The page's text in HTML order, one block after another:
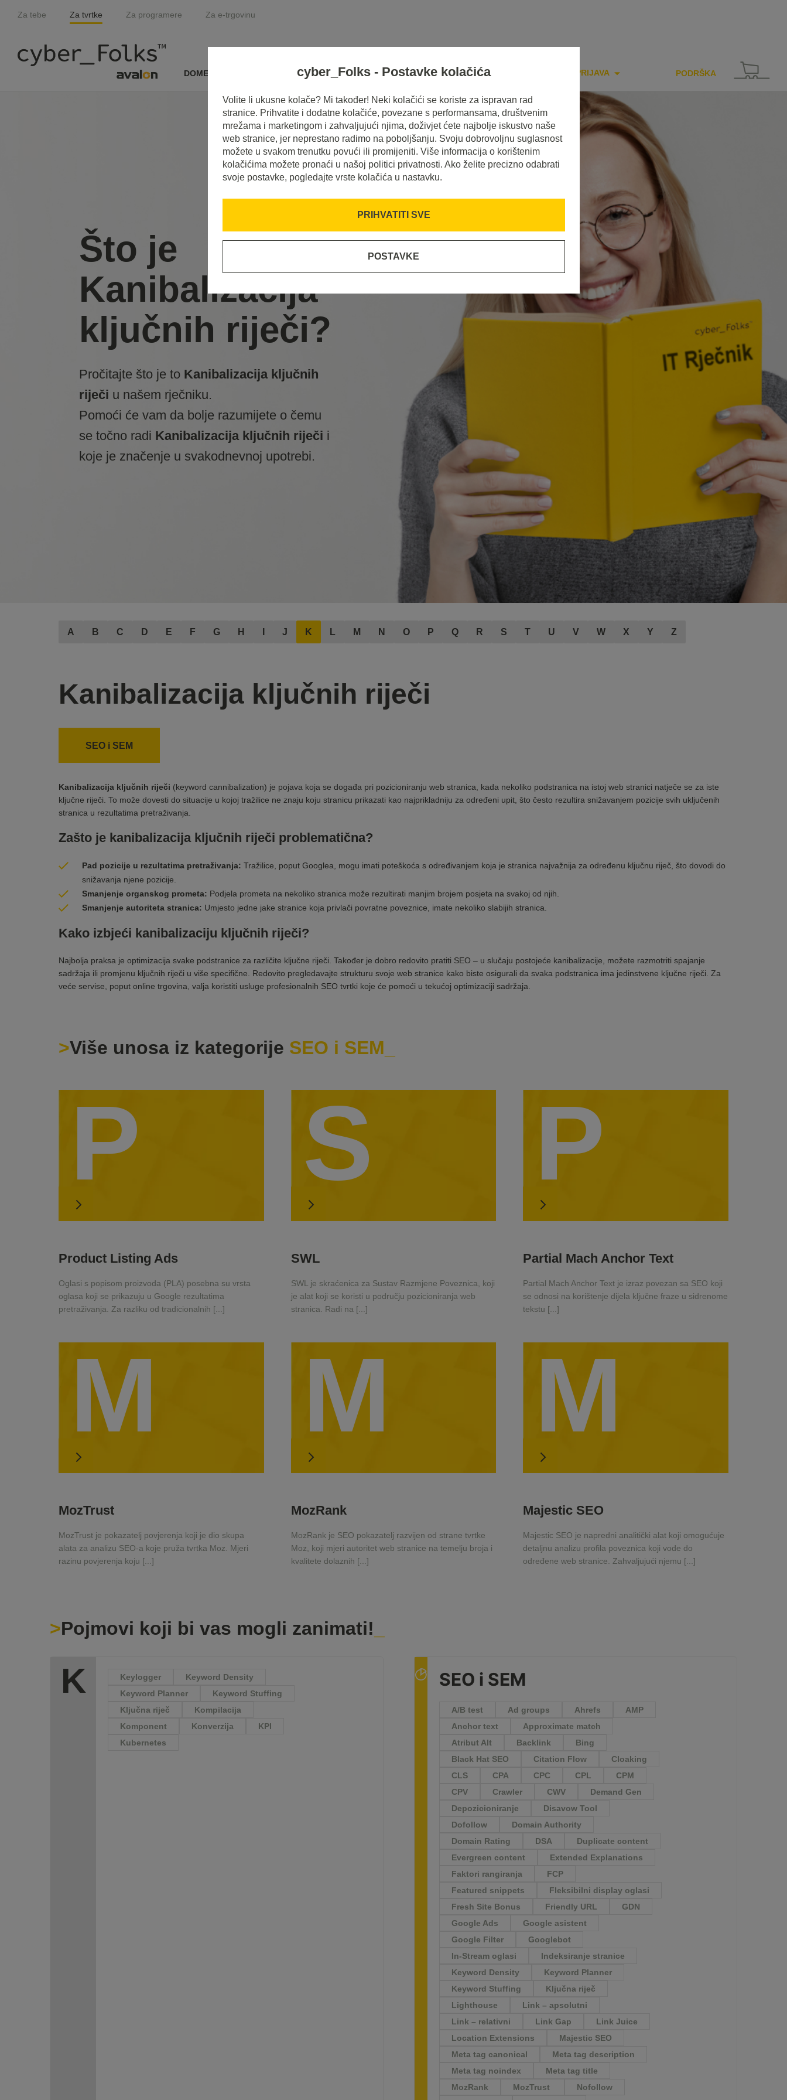
Za tebe Za tvrtke Za programere Za e-trgovinu
DOMENE I SSL HOSTING SERVERI INSPIRACIJE PRIJAVA PODRŠKA
Što je
Kanibalizacija
ključnih riječi?
Pročitajte što je to Kanibalizacija ključnih
riječi u našem rječniku.
Pomoći će vam da bolje razumijete o čemu
se točno radi Kanibalizacija ključnih riječi i
koje je značenje u svakodnevnoj upotrebi.
A B C D E F G H J K L M N O P Q R S T U V W X Y Z
Kanibalizacija ključnih riječi
SEO i SEM
Kanibalizacija ključnih riječi (keyword cannibalization) je pojava koja se događa pri pozicioniranju web stranica, kada nekoliko podstranica na istoj web stranici natječe se za iste
ključne riječi. To može dovesti do situacije u kojoj tražilice ne znaju koju stranicu prikazati kao najprikladniju za određeni upit, što često rezultira snižavanjem pozicije svih uključenih
stranica u rezultatima pretraživanja.
Zašto je kanibalizacija ključnih riječi problematična?
Pad pozicije u rezultatima pretraživanja: Tražilice, poput Googlea, mogu imati poteškoća s određivanjem koja je stranica najvažnija za određenu ključnu riječ, što dovodi do
snižavanja njene pozicije.
Smanjenje organskog prometa: Podjela prometa na nekoliko stranica može rezultirati manjim brojem posjeta na svakoj od njih.
Smanjenje autoriteta stranica: Umjesto jedne jake stranice koja privlači povratne poveznice, imate nekoliko slabijih stranica.
Kako izbjeći kanibalizaciju ključnih riječi?
Najbolja praksa je optimizacija svake podstranice za različite ključne riječi. Također je dobro redovito pratiti SEO – u slučaju postojeće kanibalizacije, možete razmotriti spajanje
sadržaja ili promjenu ključnih riječi u više specifične. Redovito pregledavajte strukturu svoje web stranice kako biste osigurali da svaka podstranica ima jedinstvene ključne riječi. Za
veće servise, poput online trgovina, valja koristiti usluge profesionalnih SEO tvrtki koje će pomoći u tekućoj optimizaciji sadržaja.
Više unosa iz kategorije SEO i SEM
P
Product Listing Ads
Oglasi s popisom proizvoda (PLA) posebna su vrsta
oglasa koji se prikazuju u Google rezultatima
pretraživanja. Za razliku od tradicionalnih [...]
S
SWL
SWL je skraćenica za Sustav Razmjene Poveznica, koji
je alat koji se koristi u području pozicioniranja web
stranica. Radi na [...]
P
Partial Mach Anchor Text
Partial Mach Anchor Text je izraz povezan sa SEO koji
se odnosi na korištenje dijela ključne fraze u sidrenome
tekstu [...]
M
MozTrust
MozTrust je pokazatelj povjerenja koji je dio skupa
alata za analizu SEO-a koje pruža tvrtka Moz. Mjeri
razinu povjerenja koju [...]
M
MozRank
MozRank je SEO pokazatelj razvijen od strane tvrtke
Moz, koji mjeri autoritet web stranice na temelju broja i
kvalitete dolaznih [...]
M
Majestic SEO
Majestic SEO je napredni analitički alat koji omogućuje
detaljnu analizu profila poveznica koji vode do
određene web stranice. Zahvaljujući njemu [...]
Pojmovi koji bi vas mogli zanimati!
K Keylogger
Keyword Density
Keyword Planner
Keyword Stuffing
Ključna riječ
Kompilacija
Komponent
Konverzija
KPI
Kubernetes
SEO i SEM
A/B test Ad groups Ahrefs
AMP
Anchor text
Approximate match
Atribut Alt
Backlink
Bing
Black Hat SEO
Citation Flow
Cloaking
CLS
CPA CPC CPL
CPM
CPV
Crawler CWV
Demand Gen
Depozicioniranje
Disavow Tool
Dofollow
Domain Authority
Domain Rating
DSA
Duplicate content
Evergreen content
Extended Explanations
Faktori rangiranja
FCP
Featured snippets
Fleksibilni display oglasi
Fresh Site Bonus
Friendly URL
GDN
Google Ads
Google asistent
Google Filter
Googlebot
In-Stream oglasi
Indeksiranje stranice
Keyword Density
Keyword Planner
Keyword Stuffing
Ključna riječ
Lighthouse
Link – apsolutni
Link – relativni
Link Gap
Link Juice
Location Extensions
Majestic SEO
Meta tag canonical
Meta tag description
Meta tag noindex
Meta tag title
MozRank
MozTrust
Nofollow
cyber_Folks - Postavke kolačića
Volite li ukusne kolače? Mi također! Neki kolačići se koriste za ispravan rad
stranice. Prihvatite i dodatne kolačiće, povezane s performansama, društvenim
mrežama i marketingom i zahvaljujući njima, doživjet ćete najbolje iskustvo naše
web stranice, jer neprestano radimo na poboljšanju. Svoju dobrovoljnu suglasnost
možete u svakom trenutku povući ili promijeniti. Više informacija o korištenim
kolačićima možete pronaći u našoj politici privatnosti. Ako želite precizno odabrati
svoje postavke, pogledajte vrste kolačića u nastavku.
PRIHVATITI SVE
POSTAVKE